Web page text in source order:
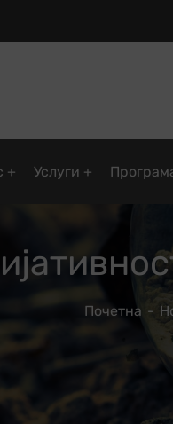
Услуги
Почетна